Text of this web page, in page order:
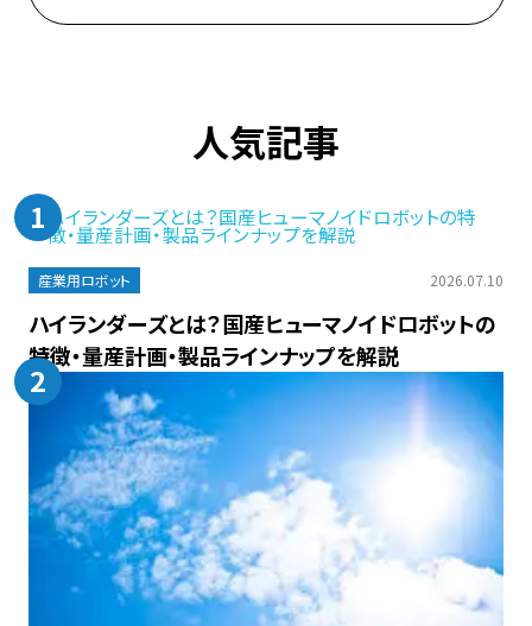
人気記事
1
産業用ロボット 2026.07.10
ハイランダーズとは？国産ヒューマノイドロボットの
特徴・量産計画・製品ラインナップを解説
2